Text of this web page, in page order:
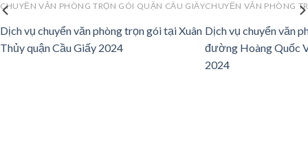
CHUYỂN VĂN PHÒNG TRỌN GÓI QUẬN CẦU GIẤY
Dịch vụ chuyển văn phòng trọn gói tại Xuân
Thủy quận Cầu Giấy 2024
CHUYỂN VĂN PHÒNG
Dịch vụ chuyển văn
đường Hoàng Quốc
2024